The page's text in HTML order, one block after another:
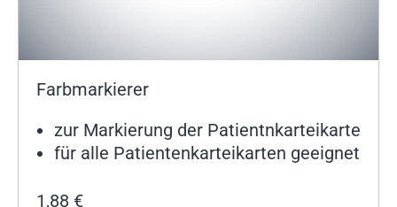
Farbmarkierer
zur Markierung der Patientnkarteikarte
für alle Patientenkarteikarten geeignet
1,88 €